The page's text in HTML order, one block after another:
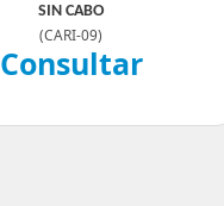
SIN CABO
(CARI-09)
Consultar